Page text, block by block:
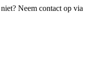
Neem contact op via